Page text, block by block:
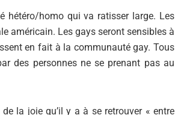
hétéro/homo qui va ratisser large. Les
américain. Les gays seront sensibles à
en fait à la communauté gay. Tous
des personnes ne se prenant pas au
la joie qu’il y a à se retrouver « entre